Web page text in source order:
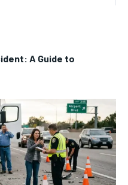
A Guide to